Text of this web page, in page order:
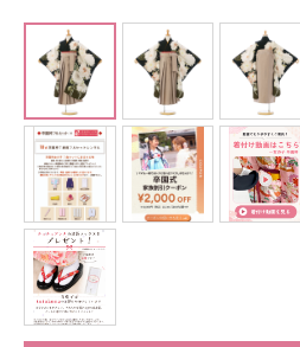
ジュニア着物レンタル
ジュニア洋装レンタル
ベビー洋装レンタル
紋付袴レンタル
留袖レンタル
男性礼装レンタル